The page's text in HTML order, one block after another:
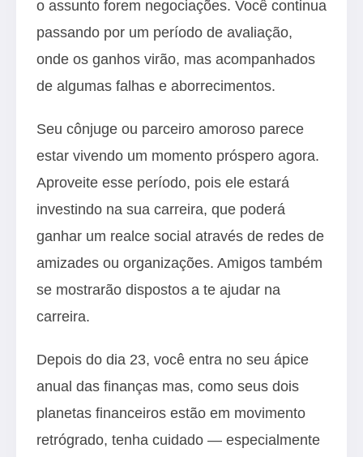
o assunto forem negociações. Você continua
passando por um período de avaliação,
onde os ganhos virão, mas acompanhados
de algumas falhas e aborrecimentos.
Seu cônjuge ou parceiro amoroso parece
estar vivendo um momento próspero agora.
Aproveite esse período, pois ele estará
investindo na sua carreira, que poderá
ganhar um realce social através de redes de
amizades ou organizações. Amigos também
se mostrarão dispostos a te ajudar na
carreira.
Depois do dia 23, você entra no seu ápice
anual das finanças mas, como seus dois
planetas financeiros estão em movimento
retrógrado, tenha cuidado — especialmente